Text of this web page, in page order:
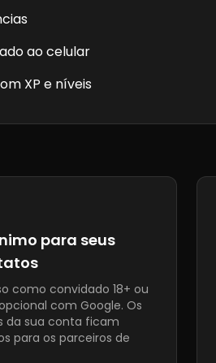
ao celular
XP e níveis
para seus
como convidado 18+ ou
com Google. Os
da sua conta ficam
para os parceiros de